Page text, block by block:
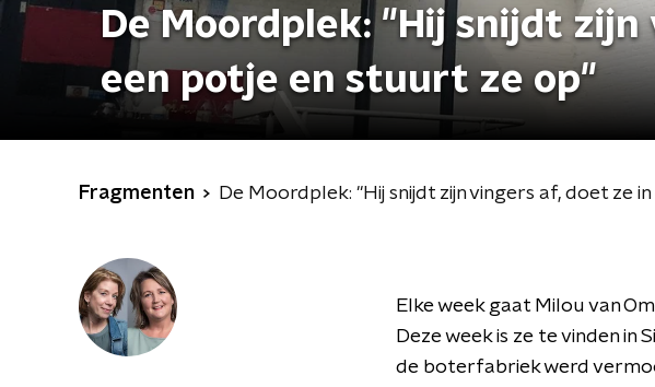
De Moordplek: "Hij snijdt
een potje en stuurt ze op"
Fragmenten De Moordplek: "Hij snijdt zijn vingers af, doet ze
Elke week gaat Milou van
Deze week is ze te vinden in
de boterfabriek werd